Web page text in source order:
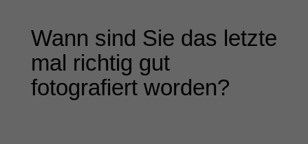
Wann sind Sie das letzte
mal richtig gut
fotografiert worden?